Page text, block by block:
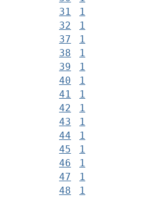
31
1
32
1
37
1
38
1
39
1
40
1
41
1
42
1
43
1
44
1
45
1
46
1
47
1
48
1